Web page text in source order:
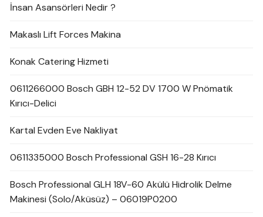
İnsan Asansörleri Nedir ?
Makaslı Lift Forces Makina
Konak Catering Hizmeti
0611266000 Bosch GBH 12-52 DV 1700 W Pnömatik
Kırıcı-Delici
Kartal Evden Eve Nakliyat
0611335000 Bosch Professional GSH 16-28 Kırıcı
Bosch Professional GLH 18V-60 Akülü Hidrolik Delme
Makinesi (Solo/Aküsüz) – 06019P0200